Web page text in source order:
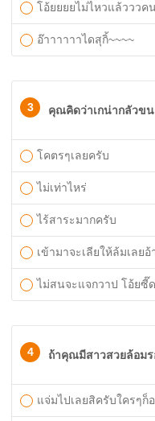
โอ้ยยยยไม่ไหวแล้ววว
อ๊าาาาาาไดสุกิ้~~~~
3 คุณคิดว่าเกน่ากลัวข
โคตรๆเลยครับ
ไม่เท่าไหร่
ไร้สาระมากครับ
เข้ามาจะเลียให้ล้มเลยอ้
ไม่สนจะแจกวาป โอ้ยซี๊
4 ถ้าคุณมีสาวสวยล้อม
แจ่มไปเลยสิครับใครๆก็